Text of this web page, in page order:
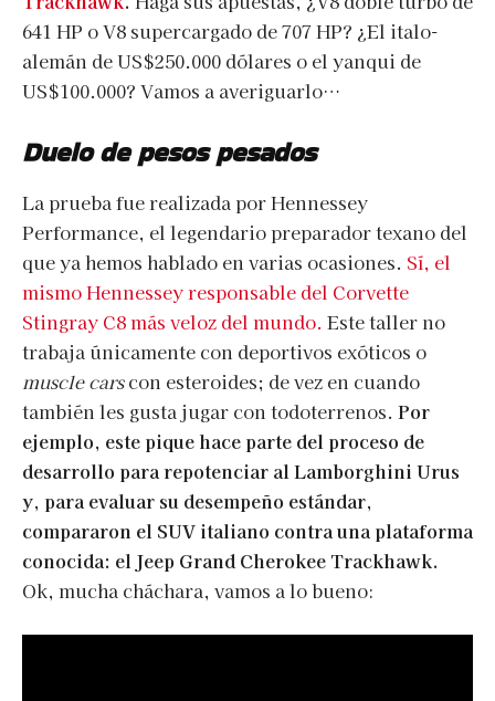
641 HP o V8 supercargado de 707 HP? ¿El italo-
alemán de US$250.000 dólares o el yanqui de
US$100.000? Vamos a averiguarlo…
Duelo de pesos pesados
La prueba fue realizada por Hennessey
Performance, el legendario preparador texano del
que ya hemos hablado en varias ocasiones. Sí, el
mismo Hennessey responsable del Corvette
Stingray C8 más veloz del mundo. Este taller no
trabaja únicamente con deportivos exóticos o
muscle carscon esteroides; de vez en cuando
también les gusta jugar con todoterrenos. Por
ejemplo, este pique hace parte del proceso de
desarrollo para repotenciar al Lamborghini Urus
y, para evaluar su desempeño estándar,
compararon el SUV italiano contra una plataforma
conocida: el Jeep Grand Cherokee Trackhawk.
Ok, mucha cháchara, vamos a lo bueno: